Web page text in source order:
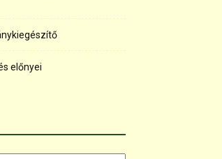
előnyei